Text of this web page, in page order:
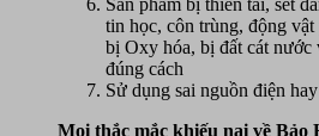
Sản phẩm bị thiên tai, sét
tin học, côn trùng, động
bị Oxy hóa, bị đất cát nước
đúng cách
Sử dụng sai nguồn điện
Mọi thắc mắc khiếu nại về